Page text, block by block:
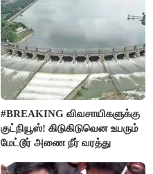
#BREAKING விவசாயிகளுக்கு
குட்நியூஸ்! கிடுகிடுவென உயரும்
மேட்டூர் அணை நீர் வரத்து